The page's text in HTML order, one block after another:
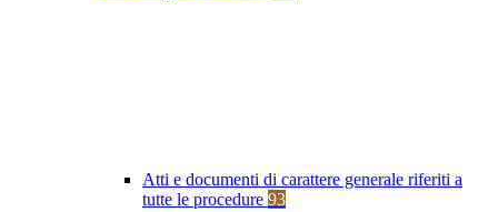
Atti e documenti di carattere generale riferiti a
tutte le procedure 93